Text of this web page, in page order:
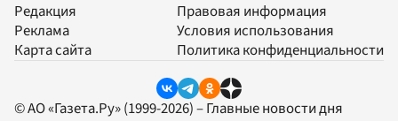
Редакция
Реклама
Карта сайта
Правовая информация
Условия использования
Политика конфиденциальности
© АО «Газета.Ру» (1999-2026) – Главные новости дня